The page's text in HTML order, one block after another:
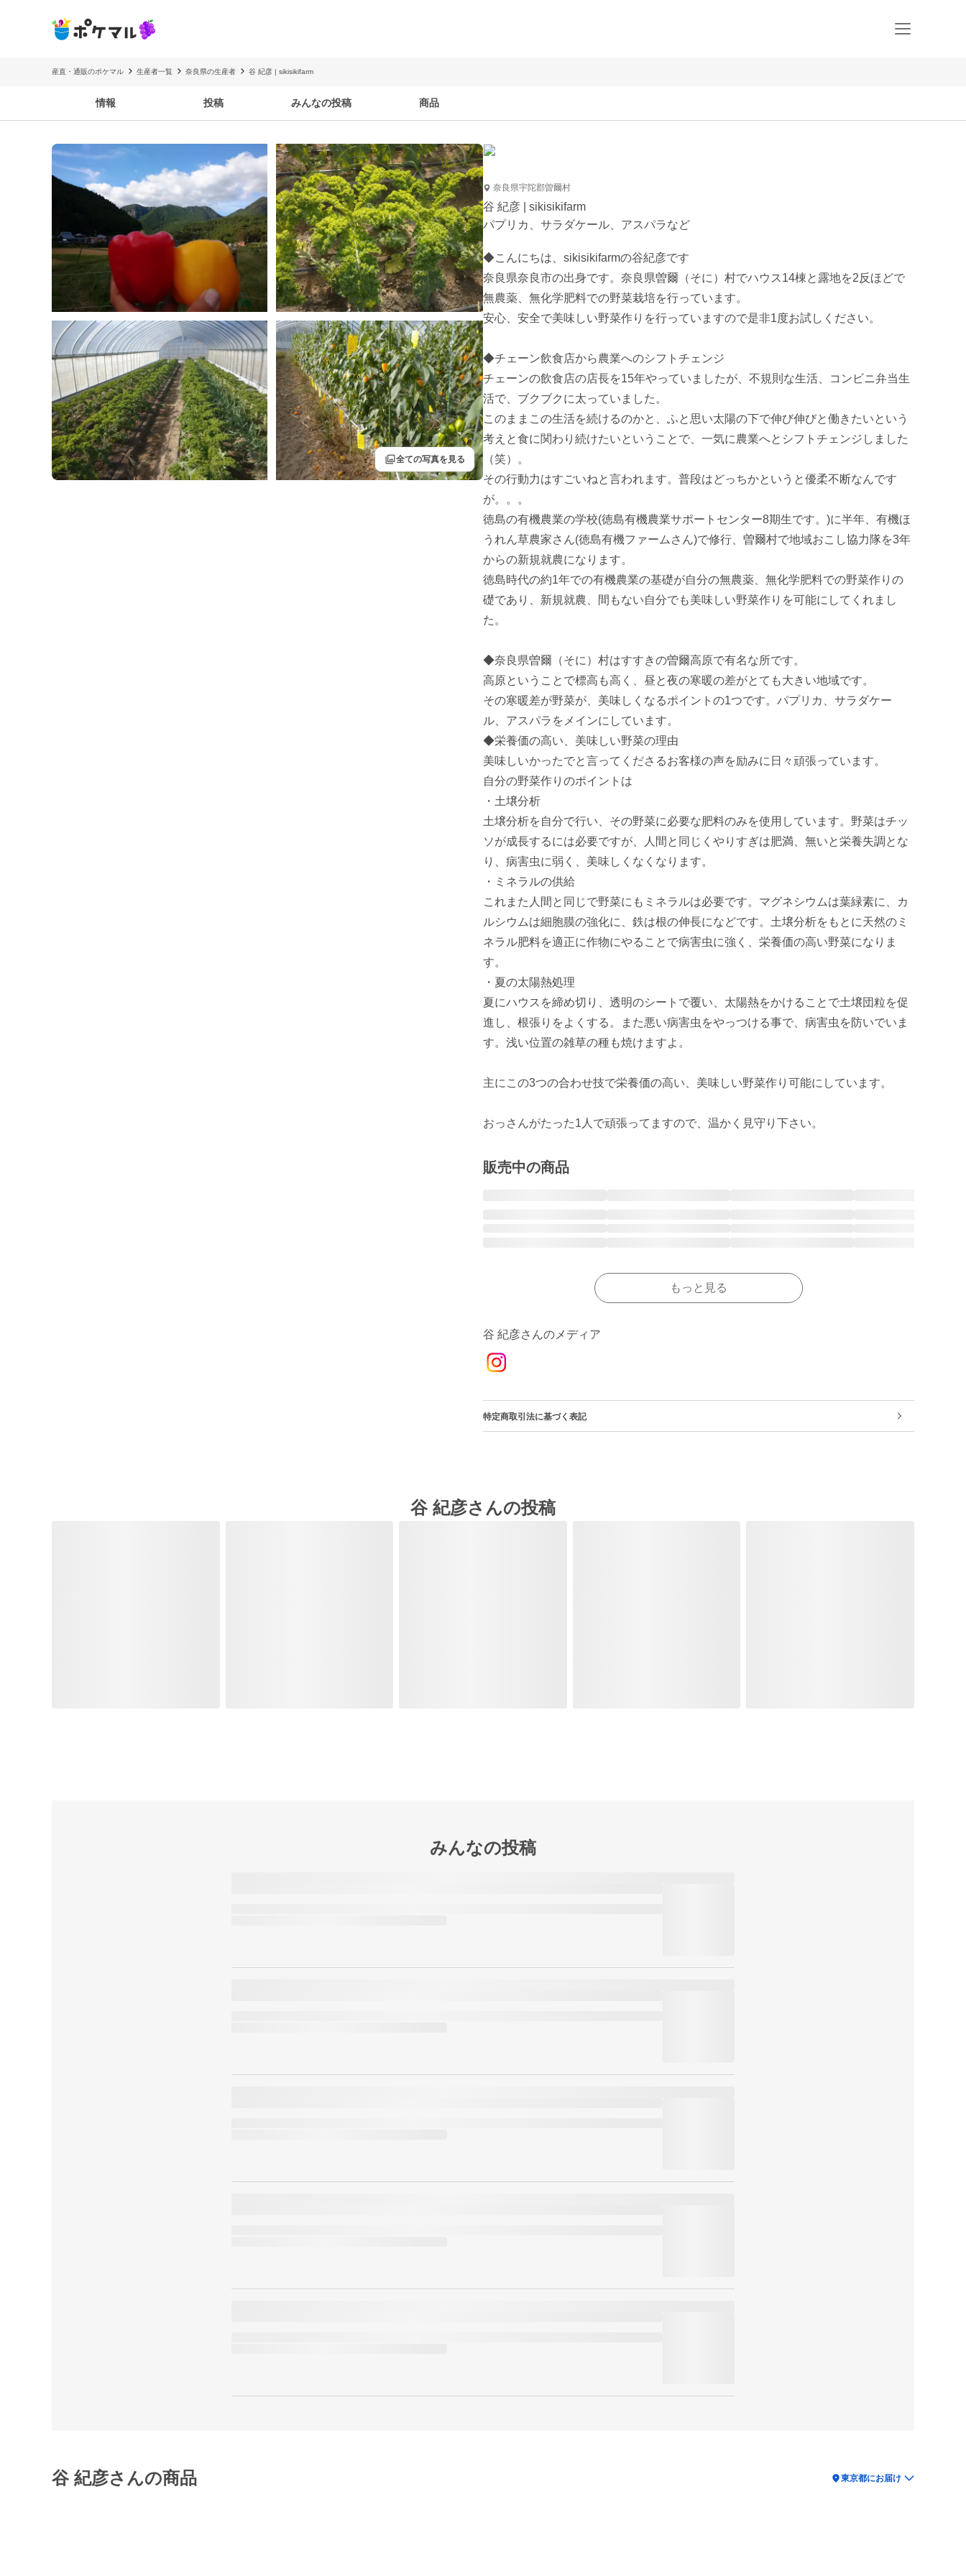
産直・通販のポケマル 生産者一覧 奈良県の生産者 谷 紀彦 | sikisikifarm
情報 投稿 みんなの投稿 商品
filter全ての写真を見る
奈良県宇陀郡曽爾村
谷 紀彦 | sikisikifarm
パプリカ、サラダケール、アスパラなど
◆こんにちは、sikisikifarmの谷紀彦です
奈良県奈良市の出身です。奈良県曽爾（そに）村でハウス14棟と露地を2反ほどで
無農薬、無化学肥料での野菜栽培を行っています。
安心、安全で美味しい野菜作りを行っていますので是非1度お試しください。
◆チェーン飲食店から農業へのシフトチェンジ
チェーンの飲食店の店長を15年やっていましたが、不規則な生活、コンビニ弁当生
活で、ブクブクに太っていました。
このままこの生活を続けるのかと、ふと思い太陽の下で伸び伸びと働きたいという
考えと食に関わり続けたいということで、一気に農業へとシフトチェンジしました
（笑）。
その行動力はすごいねと言われます。普段はどっちかというと優柔不断なんです
が。。。
徳島の有機農業の学校(徳島有機農業サポートセンター8期生です。)に半年、有機ほ
うれん草農家さん(徳島有機ファームさん)で修行、曽爾村で地域おこし協力隊を3年
からの新規就農になります。
徳島時代の約1年での有機農業の基礎が自分の無農薬、無化学肥料での野菜作りの
礎であり、新規就農、間もない自分でも美味しい野菜作りを可能にしてくれまし
た。
◆奈良県曽爾（そに）村はすすきの曽爾高原で有名な所です。
高原ということで標高も高く、昼と夜の寒暖の差がとても大きい地域です。
その寒暖差が野菜が、美味しくなるポイントの1つです。パプリカ、サラダケー
ル、アスパラをメインにしています。
◆栄養価の高い、美味しい野菜の理由
美味しいかったでと言ってくださるお客様の声を励みに日々頑張っています。
自分の野菜作りのポイントは
・土壌分析
土壌分析を自分で行い、その野菜に必要な肥料のみを使用しています。野菜はチッ
ソが成長するには必要ですが、人間と同じくやりすぎは肥満、無いと栄養失調とな
り、病害虫に弱く、美味しくなくなります。
・ミネラルの供給
これまた人間と同じで野菜にもミネラルは必要です。マグネシウムは葉緑素に、カ
ルシウムは細胞膜の強化に、鉄は根の伸長になどです。土壌分析をもとに天然のミ
ネラル肥料を適正に作物にやることで病害虫に強く、栄養価の高い野菜になりま
す。
・夏の太陽熱処理
夏にハウスを締め切り、透明のシートで覆い、太陽熱をかけることで土壌団粒を促
進し、根張りをよくする。また悪い病害虫をやっつける事で、病害虫を防いでいま
す。浅い位置の雑草の種も焼けますよ。
主にこの3つの合わせ技で栄養価の高い、美味しい野菜作り可能にしています。
おっさんがたった1人で頑張ってますので、温かく見守り下さい。
販売中の商品
もっと見る
谷 紀彦さんのメディア
特定商取引法に基づく表記
谷 紀彦さんの投稿
みんなの投稿
谷 紀彦さんの商品 location_on東京都にお届け